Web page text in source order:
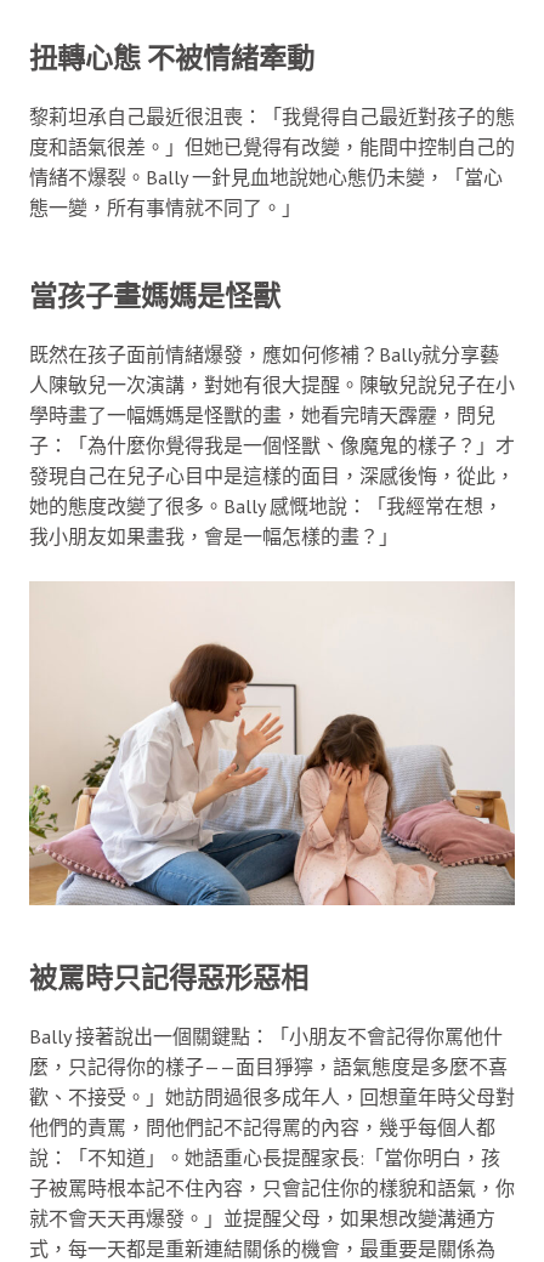
扭轉心態 不被情緒牽動
黎莉坦承自己最近很沮喪：「我覺得自己最近對孩子的態
度和語氣很差。」但她已覺得有改變，能間中控制自己的
情緒不爆裂。Bally 一針見血地說她心態仍未變，「當心
態一變，所有事情就不同了。」
當孩子畫媽媽是怪獸
既然在孩子面前情緒爆發，應如何修補？Bally就分享藝
人陳敏兒一次演講，對她有很大提醒。陳敏兒說兒子在小
學時畫了一幅媽媽是怪獸的畫，她看完晴天霹靂，問兒
子：「為什麼你覺得我是一個怪獸、像魔鬼的樣子？」才
發現自己在兒子心目中是這樣的面目，深感後悔，從此，
她的態度改變了很多。Bally 感慨地說：「我經常在想，
我小朋友如果畫我，會是一幅怎樣的畫？」
被罵時只記得惡形惡相
Bally 接著說出一個關鍵點：「小朋友不會記得你罵他什
麼，只記得你的樣子——面目猙獰，語氣態度是多麼不喜
歡、不接受。」她訪問過很多成年人，回想童年時父母對
他們的責罵，問他們記不記得罵的內容，幾乎每個人都
說：「不知道」。她語重心長提醒家長:「當你明白，孩
子被罵時根本記不住內容，只會記住你的樣貌和語氣，你
就不會天天再爆發。」並提醒父母，如果想改變溝通方
式，每一天都是重新連結關係的機會，最重要是關係為